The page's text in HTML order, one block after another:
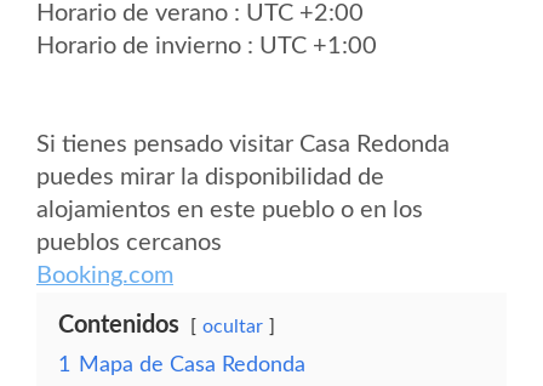
Horario de verano : UTC +2:00
Horario de invierno : UTC +1:00
Si tienes pensado visitar Casa Redonda
puedes mirar la disponibilidad de
alojamientos en este pueblo o en los
pueblos cercanos
Booking.com
Contenidos ocultar
1
Mapa de Casa Redonda